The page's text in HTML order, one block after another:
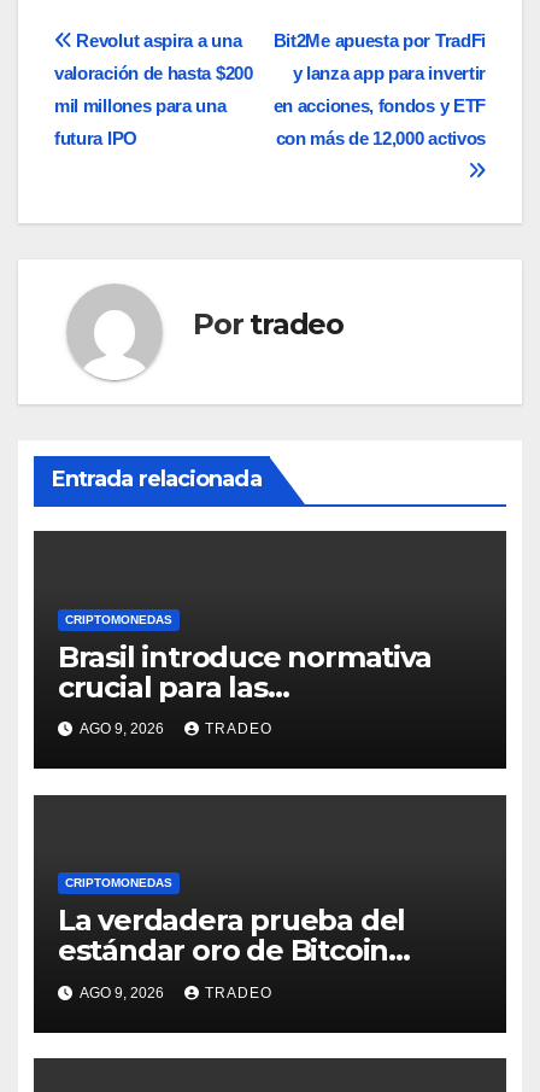
Navegación
de
entradas
Bit2Me apuesta por TradFi
y lanza app para invertir
en acciones, fondos y ETF
con más de 12,000 activos
Revolut aspira a una
valoración de hasta $200
mil millones para una
futura IPO
Por tradeo
Entrada relacionada
CRIPTOMONEDAS
Brasil introduce normativa
crucial para las
criptomonedas: ¿Llegó el fin
de las transferencias
instantáneas?
AGO 9, 2026 TRADEO
CRIPTOMONEDAS
La verdadera prueba del
estándar oro de Bitcoin
apenas comienza en 2026
AGO 9, 2026 TRADEO